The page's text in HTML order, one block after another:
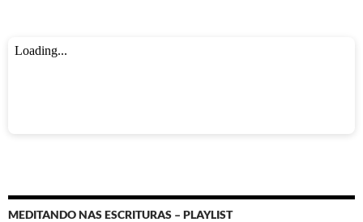
MEDITANDO NAS ESCRITURAS – PLAYLIST